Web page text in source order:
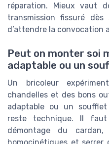
réparation. Mieux vaut
transmission fissuré
d’attendre la convocation
Peut on monter soi
adaptable ou un
Un bricoleur
chandelles et des bons
adaptable ou un soufflet
reste technique. Il
démontage du